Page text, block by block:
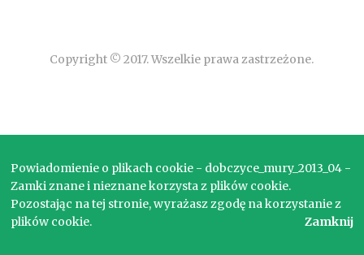
Copyright © 2017. Wszelkie prawa zastrzeżone.
Powiadomienie o plikach cookie - dobczyce_mury_2013_04 -
Zamki znane i nieznane korzysta z plików cookie.
Pozostając na tej stronie, wyrażasz zgodę na korzystanie z
plików cookie.
Zamknij